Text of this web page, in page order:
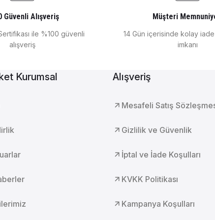
Güvenli Alışveriş
ile %100 güvenli
alışveriş
Müşteri
14 Gün içerisinde kolay
imkanı
Kurumsal Alışveriş
Mesafeli Satış
Gizlilik ve Güvenlik
İptal ve İade Koşulları
KVKK Politikası
Kampanya Koşulları